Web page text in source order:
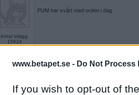
www.betapet.se - Do Not Process
If you wish to opt-out of
Antal inlägg:
15624
PUM har svårt med orden i dag
Flaskt. Vaddå sårvt???